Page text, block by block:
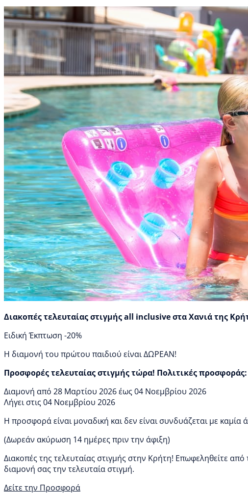
Διακοπές τελευταίας στιγμής all inclusive στα Χανιά της
Ειδική Έκπτωση -20%
Η διαμονή του πρώτου παιδιού είναι ΔΩΡΕΑΝ!
Προσφορές τελευταίας στιγμής τώρα! Πολιτικές προσφοράς:
Διαμονή από 28 Μαρτίου 2026 έως 04 Νοεμβρίου 2026
Λήγει στις 04 Νοεμβρίου 2026
H προσφορά είναι μοναδική και δεν είναι συνδυάζεται με καμία
(Δωρεάν ακύρωση 14 ημέρες πριν την άφιξη)
Διακοπές της τελευταίας στιγμής στην Κρήτη! Επωφεληθείτε από
διαμονή σας την τελευταία στιγμή.
Δείτε την Προσφορά